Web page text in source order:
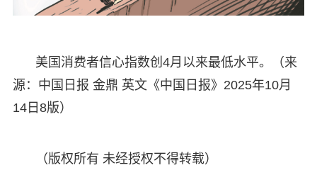
美国消费者信心指数创4月以来最低水平。（来
源：中国日报 金鼎 英文《中国日报》2025年10月
14日8版）
（版权所有 未经授权不得转载）